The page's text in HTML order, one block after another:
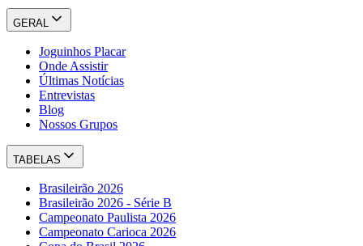
GERAL
Joguinhos Placar
Onde Assistir
Últimas Notícias
Entrevistas
Blog
Nossos Grupos
TABELAS
Brasileirão 2026
Brasileirão 2026 - Série B
Campeonato Paulista 2026
Campeonato Carioca 2026